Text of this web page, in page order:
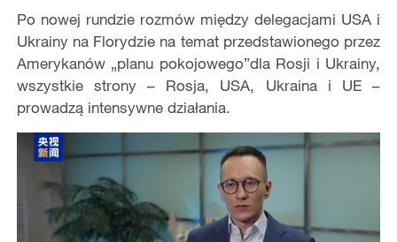
Po nowej rundzie rozmów między delegacjami USA i
Ukrainy na Florydzie na temat przedstawionego przez
Amerykanów „planu pokojowego”dla Rosji i Ukrainy,
wszystkie strony – Rosja, USA, Ukraina i UE –
prowadzą intensywne działania.